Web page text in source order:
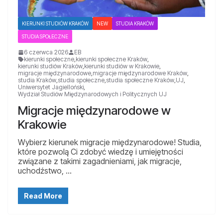
KIERUNKI STUDIÓW KRAKÓW NEW STUDIA KRAKÓW
STUDIA SPOŁECZNE
6 czerwca 2026
EB
kierunki społeczne,kierunki społeczne Kraków,
kierunki studiów Kraków,kierunki studiów w Krakowie,
migracje międzynarodowe,migracje międzynarodowe Kraków,
studia Kraków,studia społeczne,studia społeczne Kraków,UJ,
Uniwersytet Jagielloński,
Wydział Studiów Międzynarodowych i Politycznych UJ
Migracje międzynarodowe w
Krakowie
Wybierz kierunek migracje międzynarodowe! Studia,
które pozwolą Ci zdobyć wiedzę i umiejętności
związane z takimi zagadnieniami, jak migracje,
uchodźstwo, …
Read More